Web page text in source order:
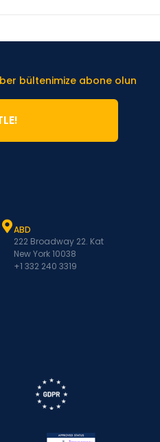
bültenimize abone olun
ABD
222 Broadway 22. Kat
New York 10038
+1 332 240 3319